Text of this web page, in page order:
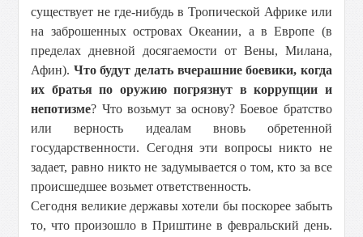
существует не где-нибудь в Тропической Африке или
на заброшенных островах Океании, а в Европе (в
пределах дневной досягаемости от Вены, Милана,
Афин). Что будут делать вчерашние боевики, когда
их братья по оружию погрязнут в коррупции и
непотизме? Что возьмут за основу? Боевое братство
или верность идеалам вновь обретенной
государственности. Сегодня эти вопросы никто не
задает, равно никто не задумывается о том, кто за все
происшедшее возьмет ответственность.
Сегодня великие державы хотели бы поскорее забыть
то, что произошло в Приштине в февральский день.